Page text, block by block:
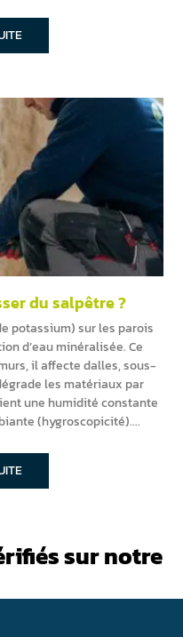
du salpêtre ?
potassium) sur les parois
d’eau minéralisée. Ce
il affecte dalles, sous-
les matériaux par
une humidité constante
(hygroscopicité).
sur notre